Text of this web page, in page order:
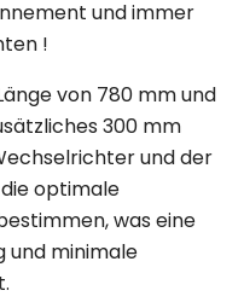
und immer
!
von 780 mm und
300 mm
und der
optimale
was eine
und minimale